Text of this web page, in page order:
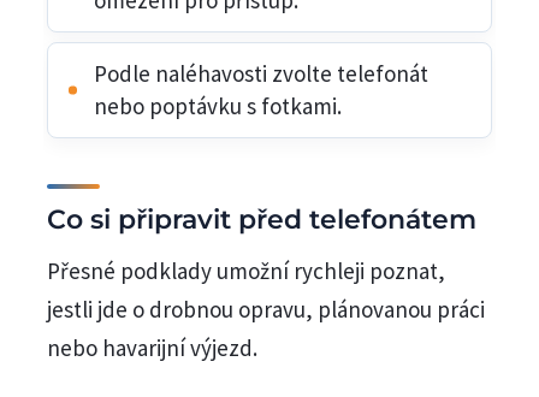
Podle naléhavosti zvolte telefonát
nebo poptávku s fotkami.
Co si připravit před telefonátem
Přesné podklady umožní rychleji poznat,
jestli jde o drobnou opravu, plánovanou práci
nebo havarijní výjezd.